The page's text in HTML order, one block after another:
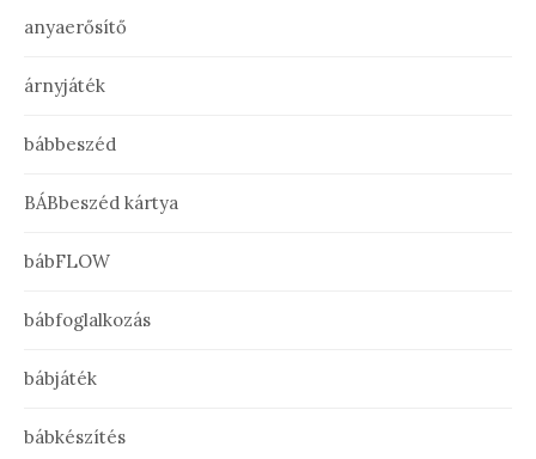
anyaerősítő
árnyjáték
bábbeszéd
BÁBbeszéd kártya
bábFLOW
bábfoglalkozás
bábjáték
bábkészítés